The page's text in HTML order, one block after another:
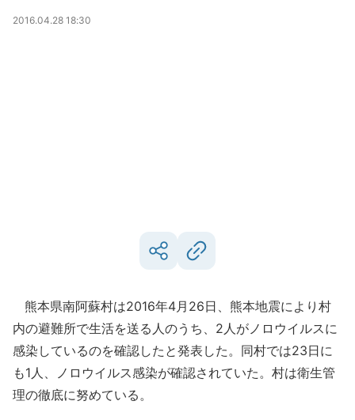
2016.04.28 18:30
熊本県南阿蘇村は2016年4月26日、熊本地震により村
内の避難所で生活を送る人のうち、2人がノロウイルスに
感染しているのを確認したと発表した。同村では23日に
も1人、ノロウイルス感染が確認されていた。村は衛生管
理の徹底に努めている。